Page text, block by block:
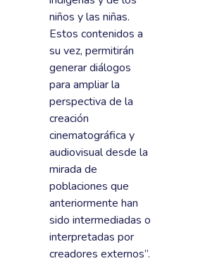
niños y las niñas.
Estos contenidos a
su vez, permitirán
generar diálogos
para ampliar la
perspectiva de la
creación
cinematográfica y
audiovisual desde la
mirada de
poblaciones que
anteriormente han
sido intermediadas o
interpretadas por
creadores externos”.